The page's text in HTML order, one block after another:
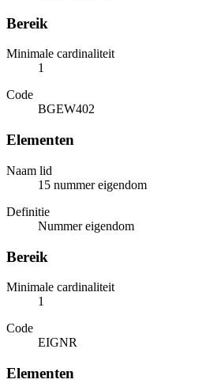
Bereik
Minimale cardinaliteit
1
Code
BGEW402
Elementen
Naam lid
15 nummer eigendom
Definitie
Nummer eigendom
Bereik
Minimale cardinaliteit
1
Code
EIGNR
Elementen